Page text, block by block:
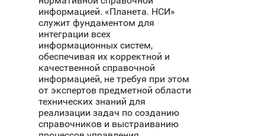
информацией. «Планета. НСИ»
служит фундаментом для
интеграции всех
информационных систем,
обеспечивая их корректной и
качественной справочной
информацией, не требуя при этом
от экспертов предметной области
технических знаний для
реализации задач по созданию
справочников и выстраиванию